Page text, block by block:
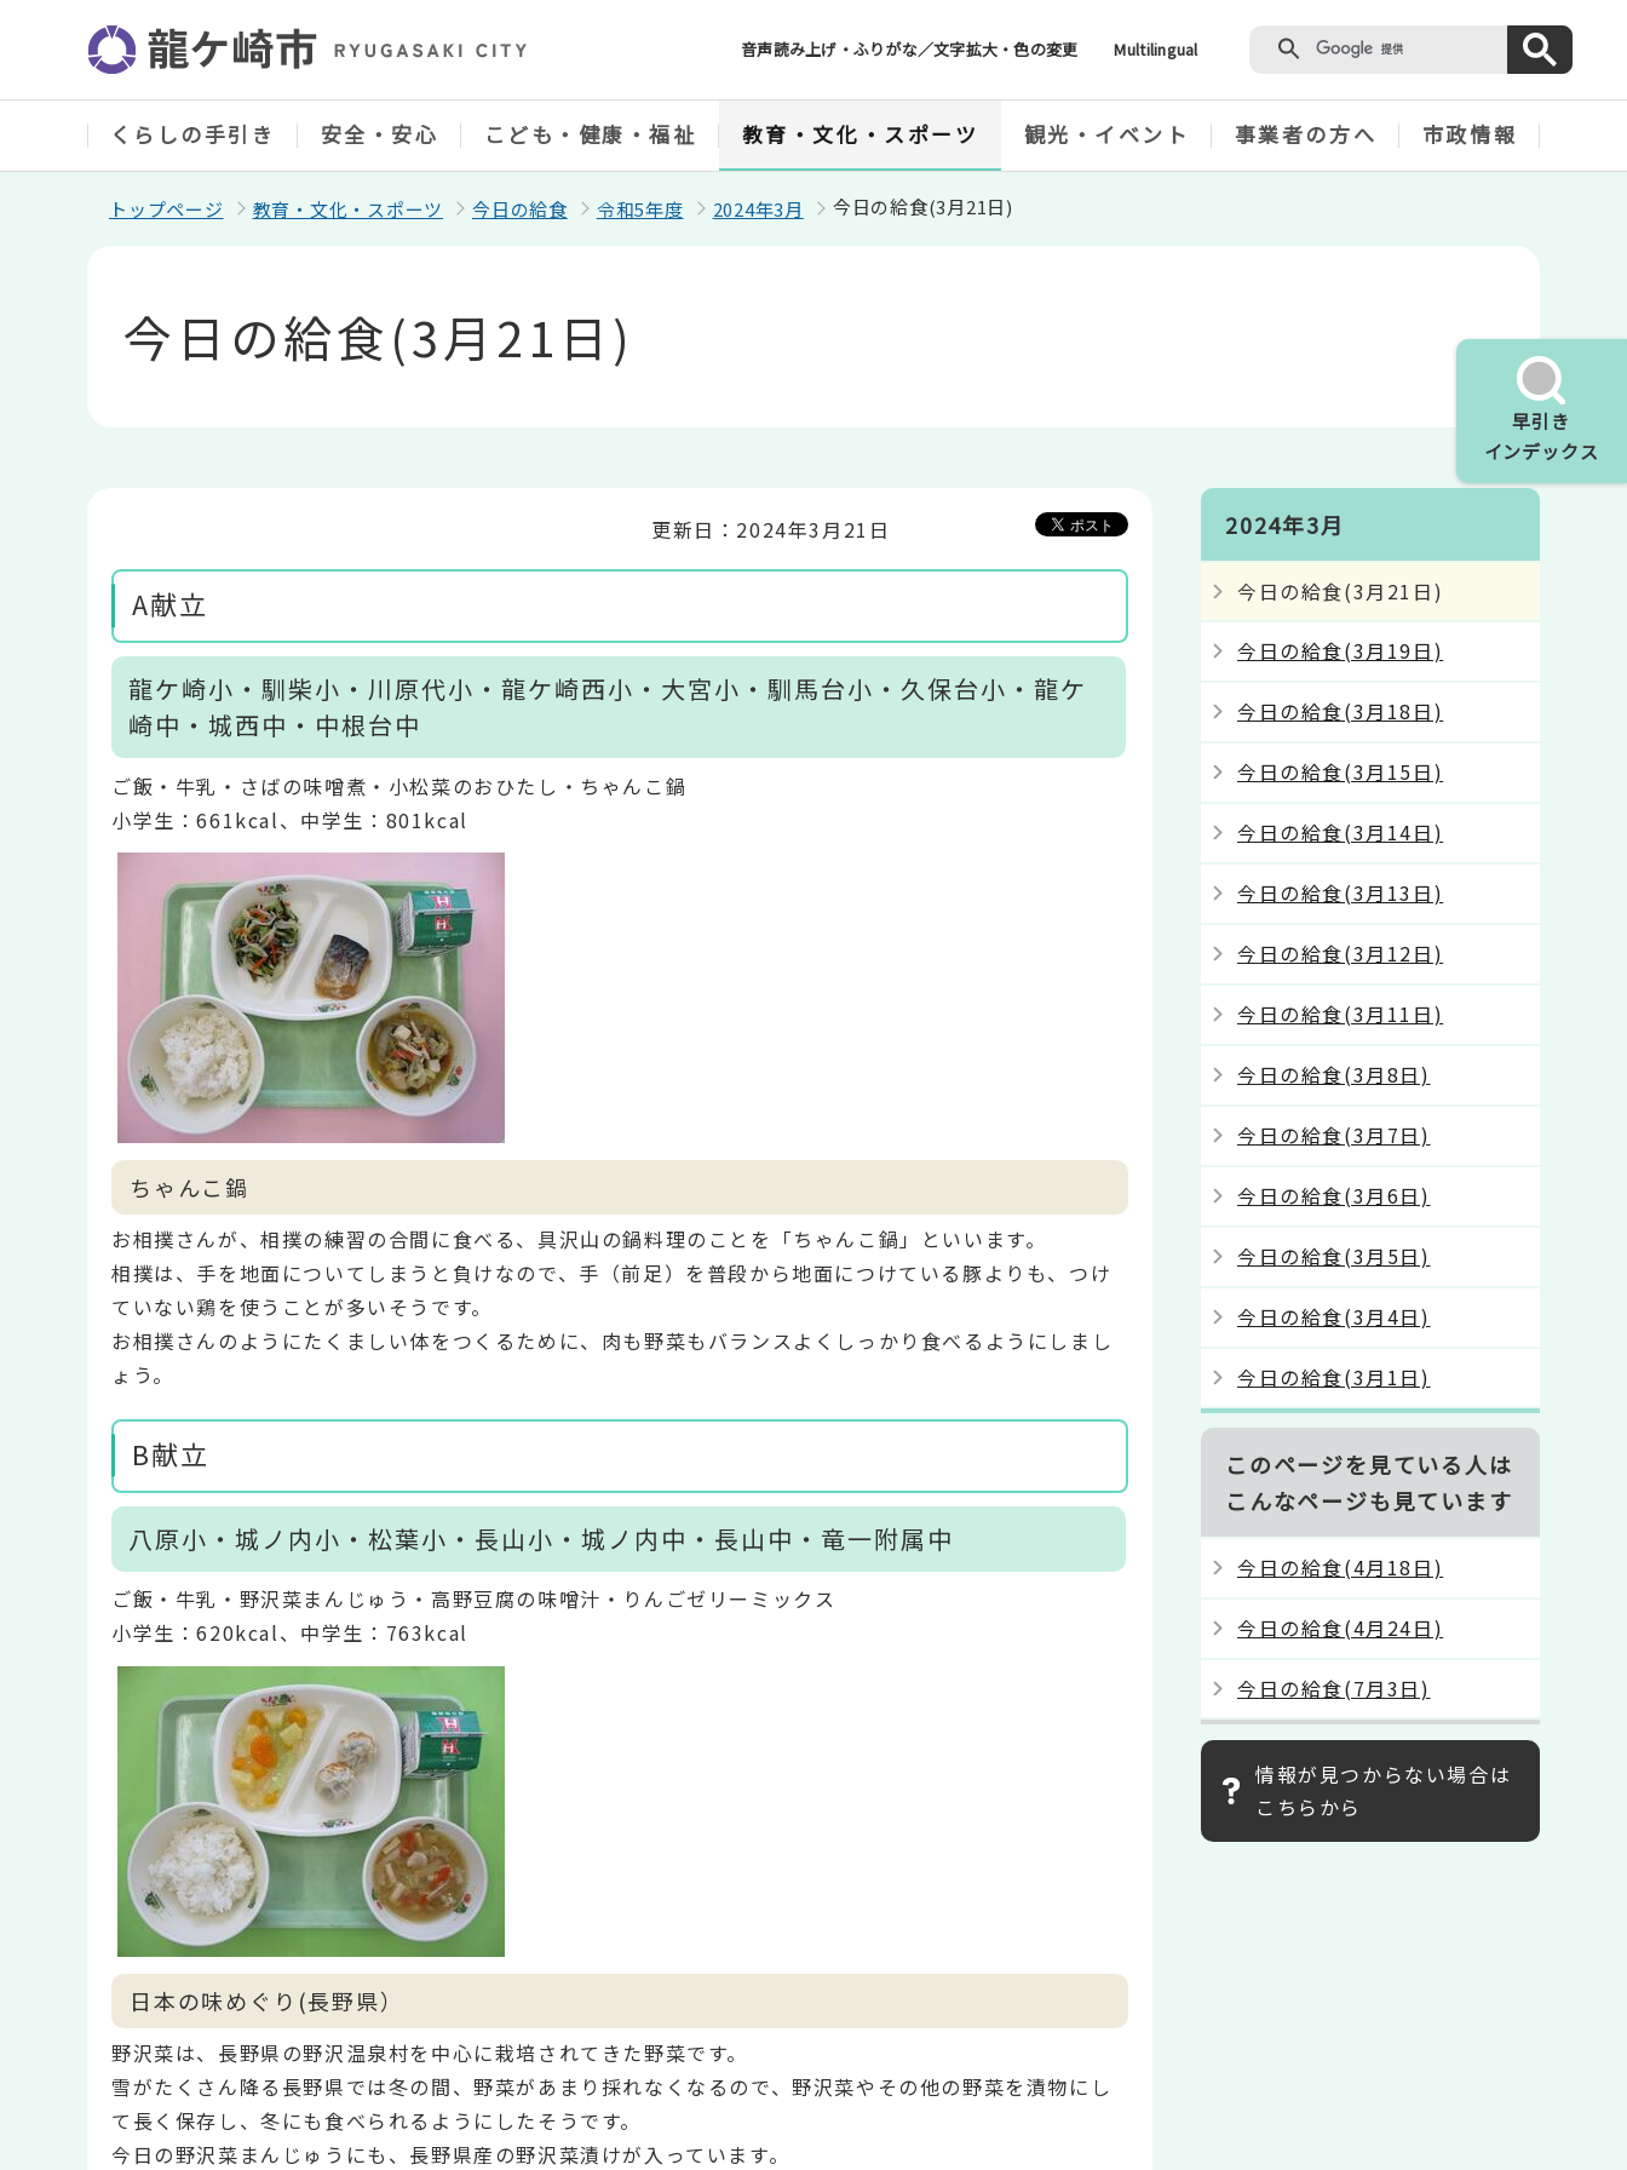
ジ
音声読み上げ・ふりがな／文字拡大・色の変更 Multilingual
早引き
インデックス
くらしの手引き 安全・安心 こども・健康・福祉 教育・文化・スポーツ 観光・イベント 事業者の方へ 市政情報
トップページ 教育・文化・スポーツ 今日の給食 令和5年度 2024年3月 今日の給食(3月21日)
今日の給食(3月21日)
更新日：2024年3月21日
A献立
龍ケ崎小・馴柴小・川原代小・龍ケ崎西小・大宮小・馴馬台小・久保台小・龍ケ
崎中・城西中・中根台中
ご飯・牛乳・さばの味噌煮・小松菜のおひたし・ちゃんこ鍋
小学生：661kcal、中学生：801kcal
ちゃんこ鍋
お相撲さんが、相撲の練習の合間に食べる、具沢山の鍋料理のことを「ちゃんこ鍋」といいます。
相撲は、手を地面についてしまうと負けなので、手（前足）を普段から地面につけている豚よりも、つけ
ていない鶏を使うことが多いそうです。
お相撲さんのようにたくましい体をつくるために、肉も野菜もバランスよくしっかり食べるようにしまし
ょう。
B献立
八原小・城ノ内小・松葉小・長山小・城ノ内中・長山中・竜一附属中
ご飯・牛乳・野沢菜まんじゅう・高野豆腐の味噌汁・りんごゼリーミックス
小学生：620kcal、中学生：763kcal
日本の味めぐり(長野県）
野沢菜は、長野県の野沢温泉村を中心に栽培されてきた野菜です。
雪がたくさん降る長野県では冬の間、野菜があまり採れなくなるので、野沢菜やその他の野菜を漬物にし
て長く保存し、冬にも食べられるようにしたそうです。
今日の野沢菜まんじゅうにも、長野県産の野沢菜漬けが入っています。
2024年3月
今日の給食(3月21日)
今日の給食(3月19日)
今日の給食(3月18日)
今日の給食(3月15日)
今日の給食(3月14日)
今日の給食(3月13日)
今日の給食(3月12日)
今日の給食(3月11日)
今日の給食(3月8日)
今日の給食(3月7日)
今日の給食(3月6日)
今日の給食(3月5日)
今日の給食(3月4日)
今日の給食(3月1日)
このページを見ている人は
こんなページも見ています
今日の給食(4月18日)
今日の給食(4月24日)
今日の給食(7月3日)
情報が見つからない場合は
こちらから